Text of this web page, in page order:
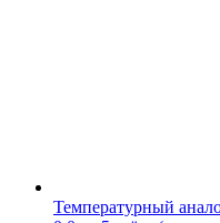
Температурный